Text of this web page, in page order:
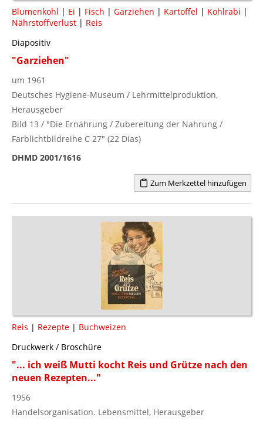
Blumenkohl | Ei | Fisch | Garziehen | Kartoffel | Kohlrabi |
Nährstoffverlust | Reis
Diapositiv
"Garziehen"
um 1961
Deutsches Hygiene-Museum / Lehrmittelproduktion,
Herausgeber
Bild 13 / "Die Ernährung / Zubereitung der Nahrung /
Farblichtbildreihe C 27" (22 Dias)
DHMD 2001/1616
Zum Merkzettel hinzufügen
Reis | Rezepte | Buchweizen
Druckwerk / Broschüre
"... ich weiß Mutti kocht Reis und Grütze nach den
neuen Rezepten..."
1956
Handelsorganisation. Lebensmittel, Herausgeber